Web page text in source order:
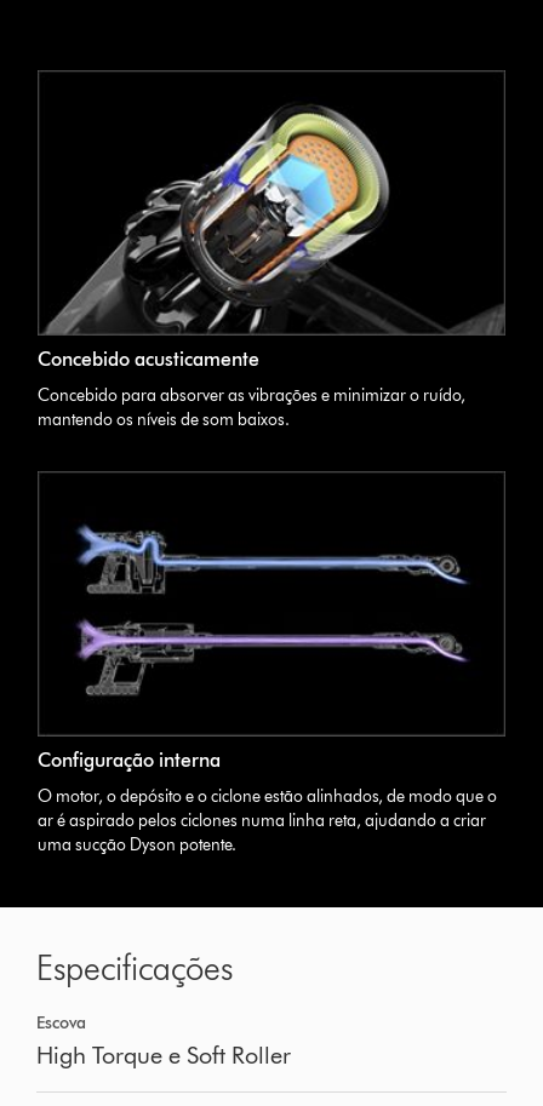
Concebido acusticamente
Concebido para absorver as vibrações e minimizar o ruído,
mantendo os níveis de som baixos.
Configuração interna
O motor, o depósito e o ciclone estão alinhados, de modo que o
ar é aspirado pelos ciclones numa linha reta, ajudando a criar
uma sucção Dyson potente.
Especificações
Escova
High Torque e Soft Roller